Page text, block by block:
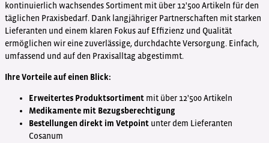
kontinuierlich wachsendes Sortiment mit über 12'500 Artikeln für den
täglichen Praxisbedarf. Dank langjähriger Partnerschaften mit starken
Lieferanten und einem klaren Fokus auf Effizienz und Qualität
ermöglichen wir eine zuverlässige, durchdachte Versorgung. Einfach,
umfassend und auf den Praxisalltag abgestimmt.
Ihre Vorteile auf einen Blick:
Erweitertes Produktsortimentmit über 12'500 Artikeln
Medikamente mit Bezugsberechtigung
Bestellungen direkt im Vetpointunter dem Lieferanten
Cosanum